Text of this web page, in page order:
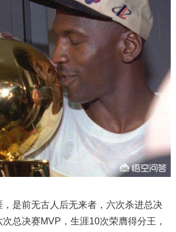
是前无古人后无来者，六次杀进总决
总决赛MVP，生涯10次荣膺得分王，